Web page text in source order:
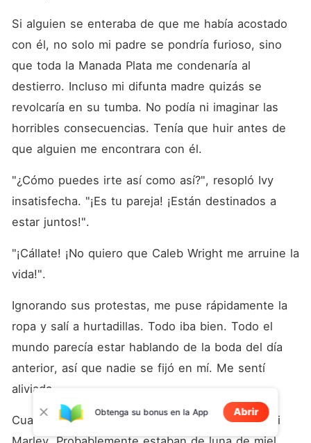
Si alguien se enteraba de que me había acostado
con él, no solo mi padre se pondría furioso, sino
que toda la Manada Plata me condenaría al
destierro. Incluso mi difunta madre quizás se
revolcaría en su tumba. No podía ni imaginar las
horribles consecuencias. Tenía que huir antes de
que alguien me encontrara con él.
"¿Cómo puedes irte así como así?", resopló Ivy
insatisfecha. "¡Es tu pareja! ¡Están destinados a
estar juntos!".
"¡Cállate! ¡No quiero que Caleb Wright me arruine la
vida!".
Ignorando sus protestas, me puse rápidamente la
ropa y salí a hurtadillas. Todo iba bien. Todo el
mundo parecía estar hablando de la boda del día
anterior, así que nadie se fijó en mí. Me sentí
aliviada.
Cuando llegué a casa, no estaban ni mi padre ni
Obtenga su bonus en la App Abrir